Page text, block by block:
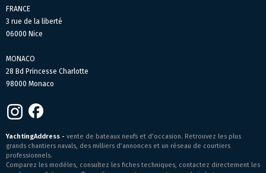
FRANCE
3 rue de la liberté
06000 Nice
MONACO
28 Bd Princesse Charlotte
98000 Monaco
YachtingAddress - vente de bateaux neufs et d’occasion. Retrouvez les plus
grands chantiers navals, des milliers d’annonces et un réseau de courtiers
professionnels.
Comparez les modèles, consultez les fiches techniques, contactez directement les